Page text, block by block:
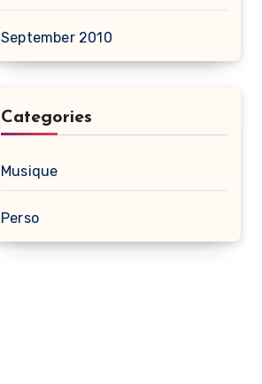
September 2010
Categories
Musique
Perso